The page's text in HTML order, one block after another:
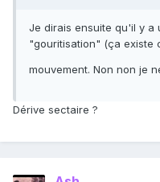
Je dirais ensuite qu'il y a
"gouritisation" (ça existe
mouvement. Non non je
Dérive sectaire ?